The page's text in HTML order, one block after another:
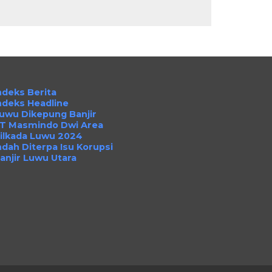
Berita
Headline
Dikepung Banjir
Masmindo Dwi Area
Luwu 2024
Diterpa Isu Korupsi
Luwu Utara